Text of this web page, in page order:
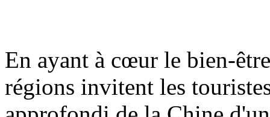
En ayant à cœur le bien-
régions invitent les